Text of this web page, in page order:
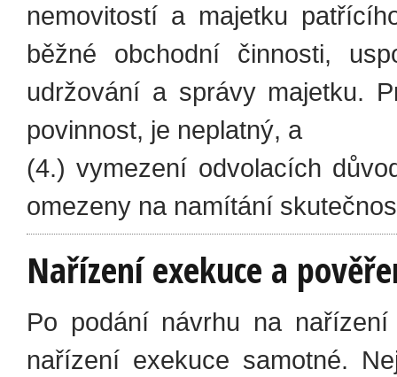
nemovitostí a majetku
běžné obchodní činnosti,
udržování a správy majetku.
povinnost, je neplatný, a
(4.) vymezení odvolacích
omezeny na namítání
Nařízení exekuce a
Po podání návrhu na
nařízení exekuce samotné.